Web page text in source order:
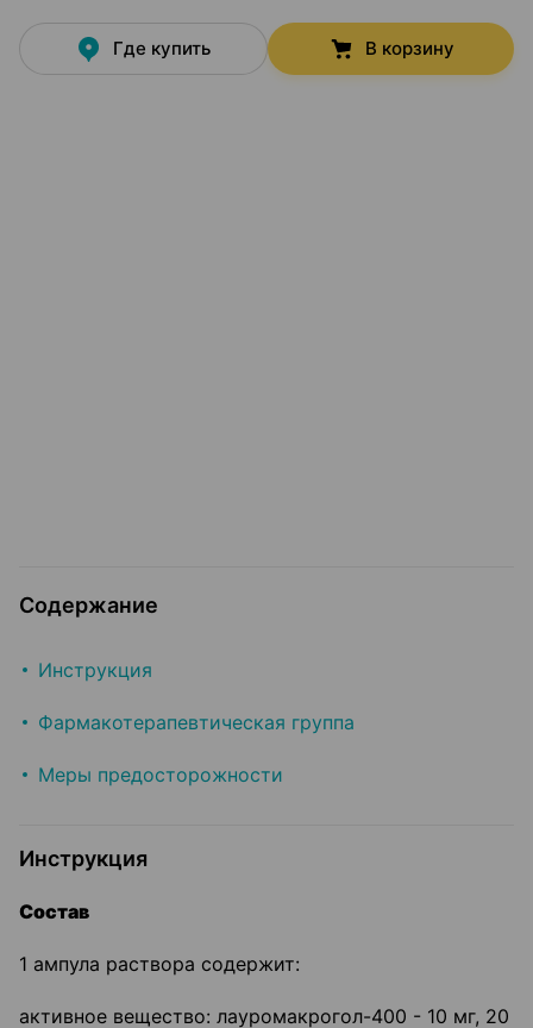
Где купить В корзину
Содержание
Инструкция
Фармакотерапевтическая группа
Меры предосторожности
Инструкция
Состав
1 ампула раствора содержит:
активное вещество: лауромакрогол-400 - 10 мг, 20